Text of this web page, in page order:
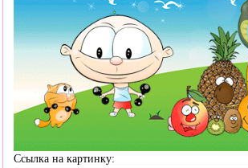
Ссылка на картинку: